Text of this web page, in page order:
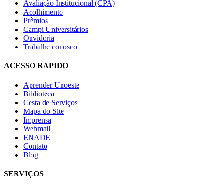
Avaliação Institucional (CPA)
Acolhimento
Prêmios
Campi Universitários
Ouvidoria
Trabalhe conosco
ACESSO RÁPIDO
Aprender Unoeste
Biblioteca
Cesta de Serviços
Mapa do Site
Imprensa
Webmail
ENADE
Contato
Blog
SERVIÇOS